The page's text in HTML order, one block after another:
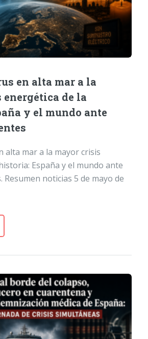
en alta mar a la
de la
y el mundo ante
alta mar a la mayor crisis
España y el mundo ante
noticias 5 de mayo de